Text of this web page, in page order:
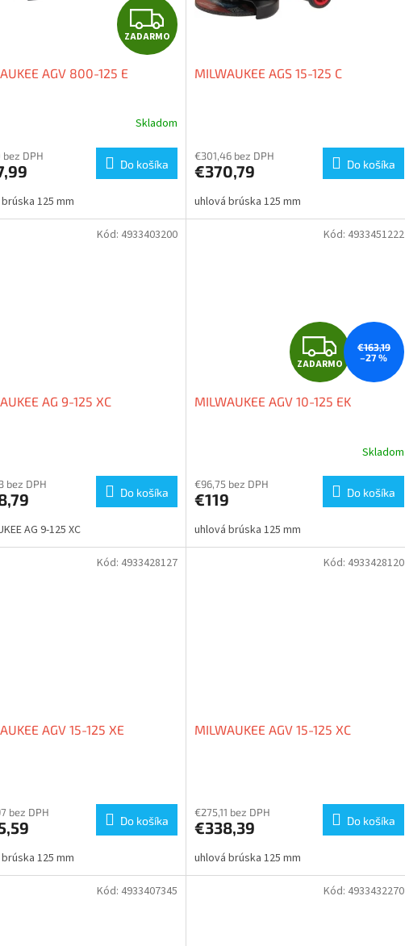
Z
A
A
R
M
O
ZADARMO
AGV 800-125 E
Skladom
DPH
Do košíka
125 mm
MILWAUKEE AGS 15-125 C
produktu
je
z
5
€301,46 bez DPH
€370,79 Do košíka
uhlová brúska 125 mm
AG 9-125 XC
bez DPH
Do košíka
AG 9-125 XC
Kód: 4933403200
Z
A
D
R
M
O
ZADARMO
€163,19
–27 %
MILWAUKEE AGV 10-125 EK
produktu
je
z
5
Skladom
€96,75 bez DPH
€119 Do košíka
uhlová brúska 125 mm
Kód: 4933451222
AGV 15-125 XE
bez DPH
Do košíka
125 mm
Kód: 4933428127
MILWAUKEE AGV 15-125 XC
€275,11 bez DPH
€338,39 Do košíka
uhlová brúska 125 mm
Kód: 4933428120
Kód: 4933407345 Kód: 4933432270